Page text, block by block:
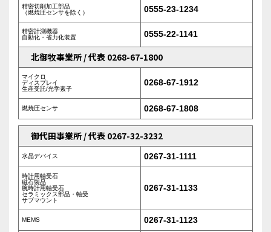
精密切削加工部品
（燃焼圧センサを除く）
0555-23-1234
精密計測機器
自動化・省力化装置
0555-22-1141
北御牧事業所 / 代表 0268-67-1800
マイクロ
ディスプレイ
生産受託/光学素子
0268-67-1912
燃焼圧センサ 0268-67-1808
御代田事業所 / 代表 0267-32-3232
水晶デバイス 0267-31-1111
時計用軸受石
磁石製品
腕時計用軸受石
セラミックス部品・軸受
サブマウント
0267-31-1133
MEMS 0267-31-1123